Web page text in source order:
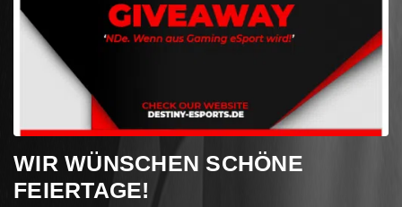
WIR WÜNSCHEN SCHÖNE
FEIERTAGE!